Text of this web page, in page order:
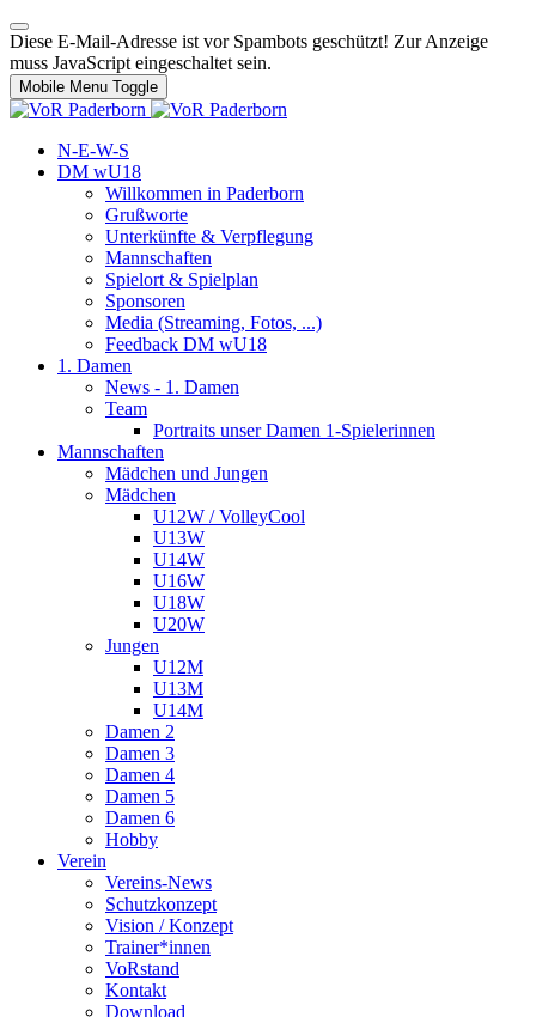
Diese E-Mail-Adresse ist vor Spambots geschützt! Zur Anzeige
muss JavaScript eingeschaltet sein.
Mobile Menu Toggle
N-E-W-S
DM wU18
Willkommen in Paderborn
Grußworte
Unterkünfte & Verpflegung
Mannschaften
Spielort & Spielplan
Sponsoren
Media (Streaming, Fotos, ...)
Feedback DM wU18
1. Damen
News - 1. Damen
Team
Portraits unser Damen 1-Spielerinnen
Mannschaften
Mädchen und Jungen
Mädchen
U12W / VolleyCool
U13W
U14W
U16W
U18W
U20W
Jungen
U12M
U13M
U14M
Damen 2
Damen 3
Damen 4
Damen 5
Damen 6
Hobby
Verein
Vereins-News
Schutzkonzept
Vision / Konzept
Trainer*innen
VoRstand
Kontakt
Download